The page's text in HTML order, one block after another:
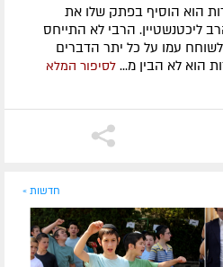
הוא הוסיף בפתק שלו את
ליכטנשטיין. הרבי לא התייחס
עמו על כל יתר הדברים
הוא לא הבין מ... לסיפור המלא
חדשות »